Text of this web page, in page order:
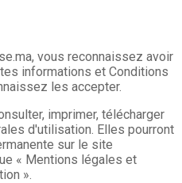
vous reconnaissez avoir
informations et Conditions
les accepter.
imprimer, télécharger
d'utilisation. Elles pourront
sur le site
« Mentions légales et
».